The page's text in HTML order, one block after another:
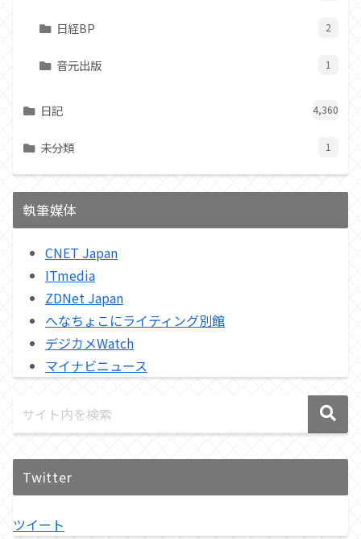
日経BP 2
音元出版 1
日記 4,360
未分類 1
執筆媒体
CNET Japan
ITmedia
ZDNet Japan
へなちょこにライティング別館
デジカメWatch
マイナビニュース
Twitter
ツイート